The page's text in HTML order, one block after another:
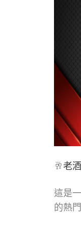
🥂 老酒
這是
的熱